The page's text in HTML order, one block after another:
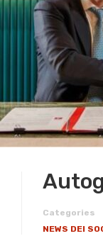
Categories
NEWS DEI